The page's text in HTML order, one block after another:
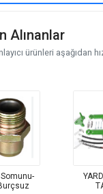
Alınanlar
ürünleri aşağıdan